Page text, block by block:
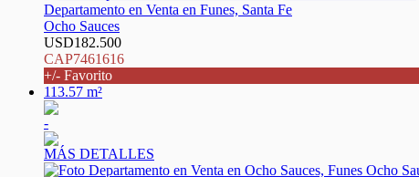
Departamento en Venta en Funes, Santa Fe
Ocho Sauces
USD182.500
CAP7461616
+/- Favorito
113.57 m²
-
MÁS DETALLES